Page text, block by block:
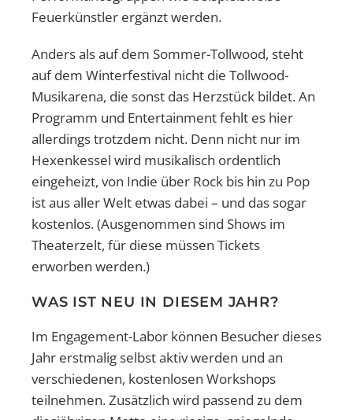
Feuerkünstler ergänzt werden.
Anders als auf dem Sommer-Tollwood, steht
auf dem Winterfestival nicht die Tollwood-
Musikarena, die sonst das Herzstück bildet. An
Programm und Entertainment fehlt es hier
allerdings trotzdem nicht. Denn nicht nur im
Hexenkessel wird musikalisch ordentlich
eingeheizt, von Indie über Rock bis hin zu Pop
ist aus aller Welt etwas dabei – und das sogar
kostenlos. (Ausgenommen sind Shows im
Theaterzelt, für diese müssen Tickets
erworben werden.)
WAS IST NEU IN DIESEM JAHR?
Im Engagement-Labor können Besucher dieses
Jahr erstmalig selbst aktiv werden und an
verschiedenen, kostenlosen Workshops
teilnehmen. Zusätzlich wird passend zu dem